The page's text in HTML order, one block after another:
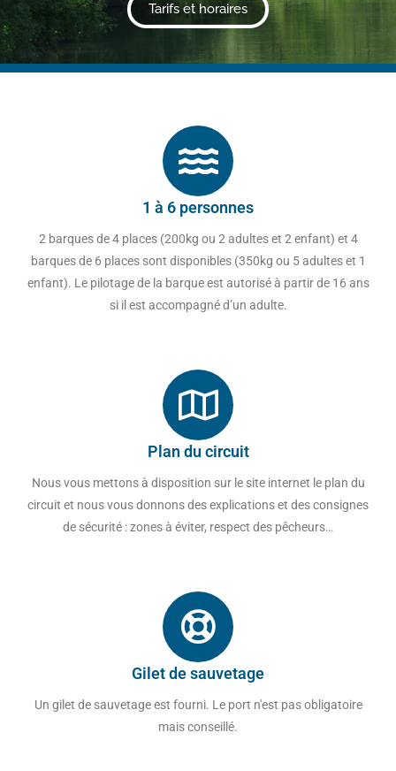
Tarifs et horaires
1 à 6 personnes
2 barques de 4 places (200kg ou 2 adultes et 2 enfant) et 4
barques de 6 places sont disponibles (350kg ou 5 adultes et 1
enfant). Le pilotage de la barque est autorisé à partir de 16 ans
si il est accompagné d’un adulte.
Plan du circuit
Nous vous mettons à disposition sur le site internet le plan du
circuit et nous vous donnons des explications et des consignes
de sécurité : zones à éviter, respect des pêcheurs…
Gilet de sauvetage
Un gilet de sauvetage est fourni. Le port n'est pas obligatoire
mais conseillé.